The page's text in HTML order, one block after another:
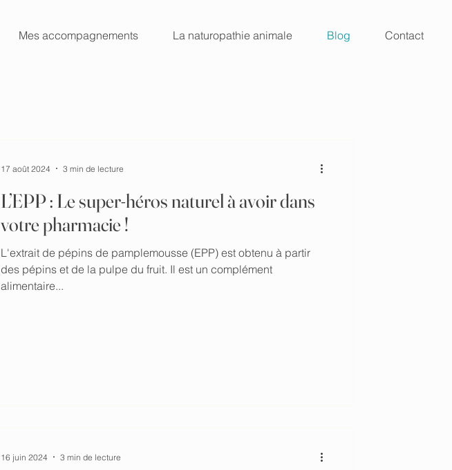
Mes accompagnements La naturopathie animale Blog Contact
L’EPP : Le super-héros naturel à avoir dans
votre pharmacie !
L'extrait de pépins de pamplemousse (EPP) est obtenu à partir
des pépins et de la pulpe du fruit. Il est un complément
alimentaire...
17 août 2024 3 min de lecture
16 juin 2024 3 min de lecture